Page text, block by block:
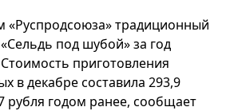
«Руспродсоюза» традиционный
под шубой» за год
приготовления
в декабре составила 293,9
рубля годом ранее, сообщает